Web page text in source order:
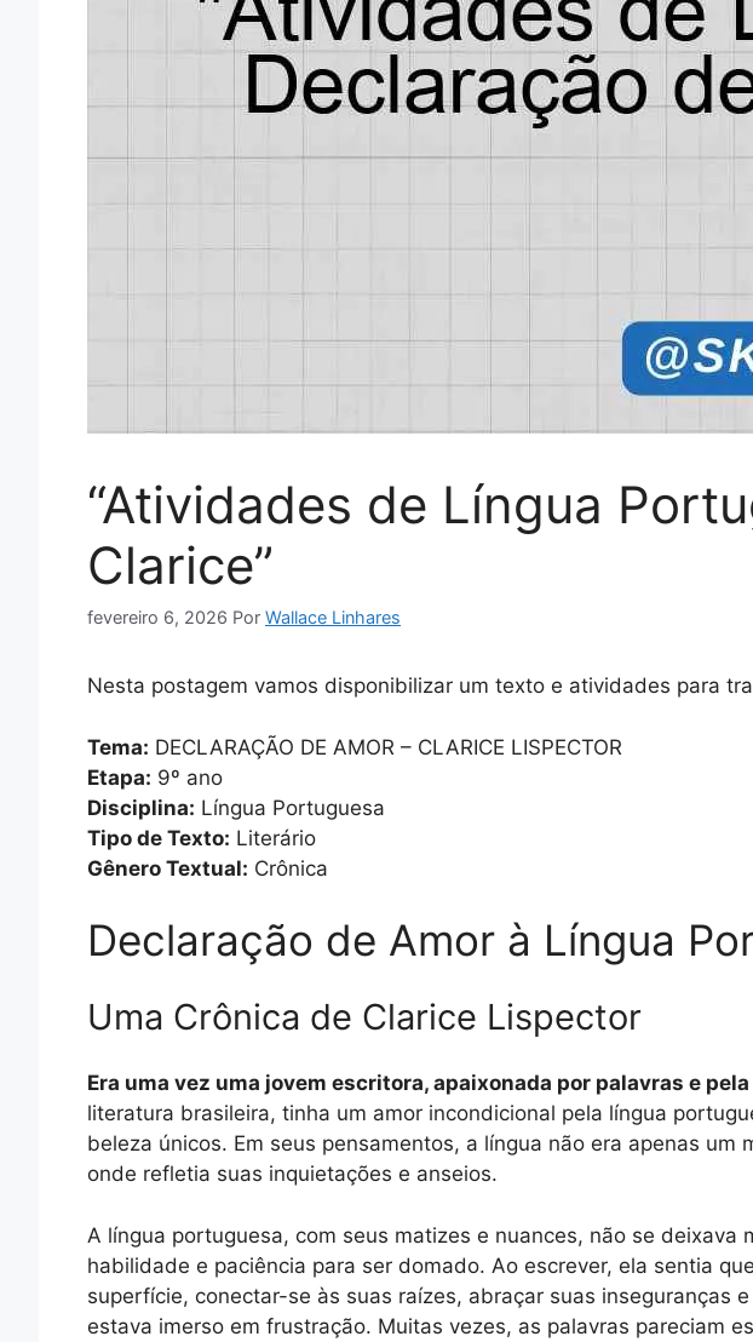
“Atividades de Língua
Clarice”
fevereiro 6, 2026 Por Wallace Linhares
Nesta postagem vamos disponibilizar um texto e atividades para
Tema: DECLARAÇÃO DE AMOR – CLARICE LISPECTOR
Etapa: 9º ano
Disciplina: Língua Portuguesa
Tipo de Texto: Literário
Gênero Textual: Crônica
Declaração de Amor à Língua
Uma Crônica de Clarice Lispector
Era uma vez uma jovem escritora, apaixonada por palavras e
literatura brasileira, tinha um amor incondicional pela língua
beleza únicos. Em seus pensamentos, a língua não era apenas
onde refletia suas inquietações e anseios.
A língua portuguesa, com seus matizes e nuances, não se
habilidade e paciência para ser domado. Ao escrever, ela sentia
superfície, conectar-se às suas raízes, abraçar suas inseguranças
estava imerso em frustração. Muitas vezes, as palavras pareciam